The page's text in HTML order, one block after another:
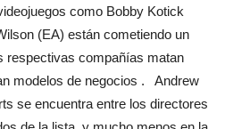
como Bobby Kotick
(EA) están cometiendo un
respectivas compañías matan
modelos de negocios . Andrew
se encuentra entre los directores